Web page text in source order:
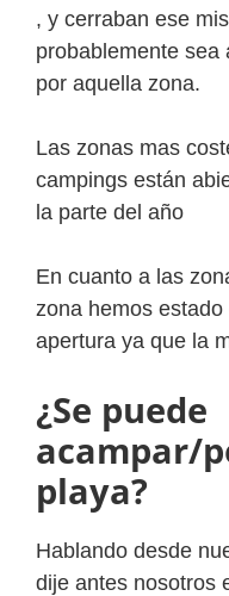
, y cerraban ese
probablemente sea
por aquella zona.
Las zonas mas
campings están
la parte del año
En cuanto a las
zona hemos
apertura ya que la
¿Se puede
acampar/
playa?
Hablando desde
dije antes nosotros